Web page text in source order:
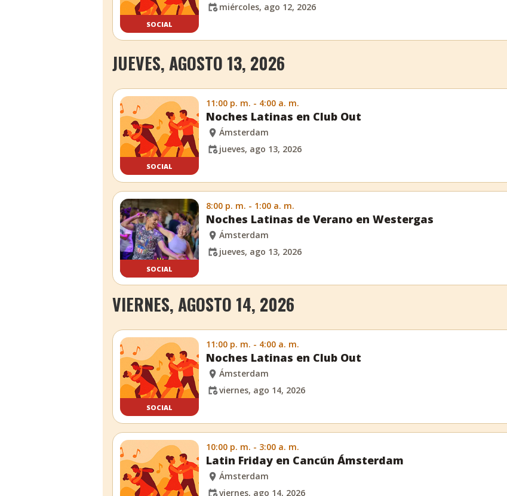
SOCIAL
miércoles, ago 12, 2026
JUEVES, AGOSTO 13, 2026
SOCIAL
11:00 p. m. - 4:00 a. m.
Noches Latinas en Club Out
Ámsterdam
jueves, ago 13, 2026
SOCIAL
8:00 p. m. - 1:00 a. m.
Noches Latinas de Verano en Westergas
Ámsterdam
jueves, ago 13, 2026
VIERNES, AGOSTO 14, 2026
SOCIAL
11:00 p. m. - 4:00 a. m.
Noches Latinas en Club Out
Ámsterdam
viernes, ago 14, 2026
10:00 p. m. - 3:00 a. m.
Latin Friday en Cancún Ámsterdam
Ámsterdam
viernes, ago 14, 2026